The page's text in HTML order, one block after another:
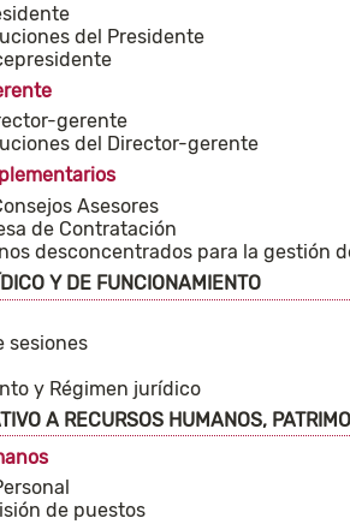
del Presidente
gerente
del Director-gerente
Asesores
de Contratación
desconcentrados para la gestión
Y DE FUNCIONAMIENTO
sesiones
y Régimen jurídico
A RECURSOS HUMANOS,
de puestos